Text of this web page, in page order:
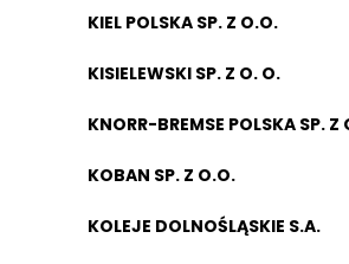
KIEL POLSKA SP. Z O.O.
KISIELEWSKI SP. Z O. O.
KNORR-BREMSE POLSKA SP. Z
KOBAN SP. Z O.O.
KOLEJE DOLNOŚLĄSKIE S.A.